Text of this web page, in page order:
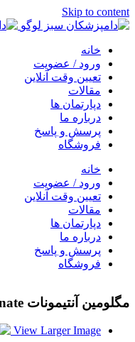
Skip to content
خانه
ورود / عضویت
تعیین وقت آنلاین
مقالات
دپارتمان ها
درباره ما
پرسش و پاسخ
فروشگاه
خانه
ورود / عضویت
تعیین وقت آنلاین
مقالات
دپارتمان ها
درباره ما
پرسش و پاسخ
فروشگاه
مگلومین آنتیمونات Meglumine Antimonate
View Larger Image